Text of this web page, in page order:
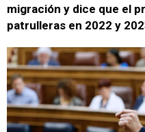
migración y dice que el
patrulleras en 2022 y